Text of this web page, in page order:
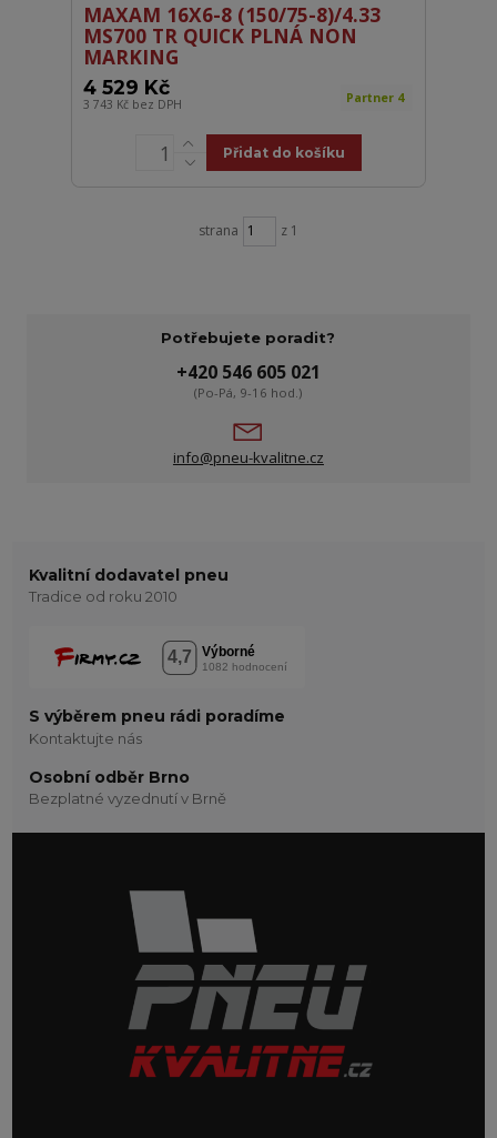
MAXAM 16X6-8 (150/75-8)/4.33
MS700 TR QUICK PLNÁ NON
MARKING
4 529 Kč
3 743 Kč bez DPH Partner 4
Přidat do košíku
strana z 1
Potřebujete poradit?
+420 546 605 021
(Po-Pá, 9-16 hod.)
info@pneu-kvalitne.cz
Kvalitní dodavatel pneu
Tradice od roku 2010
S výběrem pneu rádi poradíme
Kontaktujte nás
Osobní odběr Brno
Bezplatné vyzednutí v Brně